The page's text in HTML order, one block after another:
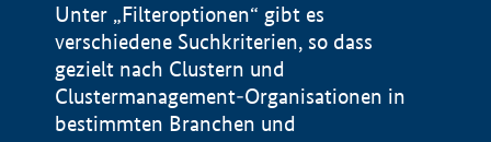
Unter „Filteroptionen“ gibt es
verschiedene Suchkriterien, so dass
gezielt nach Clustern und
Clustermanagement-Organisationen in
bestimmten Branchen und
Impressum
Datenschutzerklärung
BMWE, 2026 ©
100 km © Geobasis-DE / BKG 2015